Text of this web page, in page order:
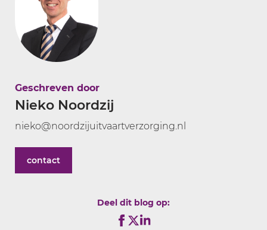
Geschreven door
Nieko Noordzij
nieko@noordzijuitvaartverzorging.nl
contact
Deel dit blog op: